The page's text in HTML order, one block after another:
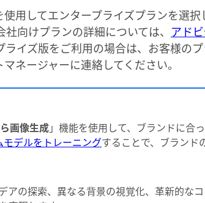
使用してエンタープライズプランを選
向けプランの詳細については、 アド
イズ版をご利用の場合は、お客様の
ネージャーに連絡してください。
画像生成」機能を使用して、ブランドに合
デルをトレーニングすることで、ブランド
アの探索、異なる背景の視覚化、革新的な